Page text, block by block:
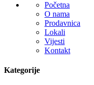
Početna
O nama
Prodavnica
Lokali
Vijesti
Kontakt
Kategorije